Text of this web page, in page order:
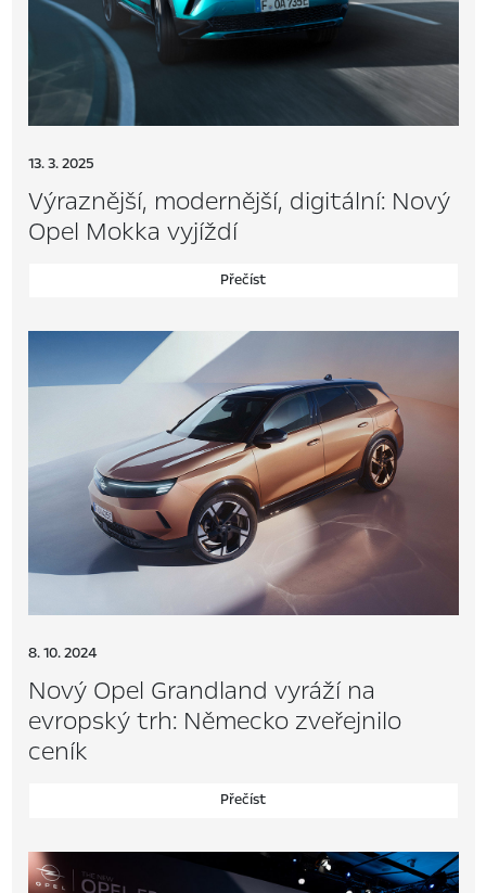
13. 3. 2025
Výraznější, modernější, digitální: Nový
Opel Mokka vyjíždí
Přečíst
8. 10. 2024
Nový Opel Grandland vyráží na
evropský trh: Německo zveřejnilo
ceník
Přečíst